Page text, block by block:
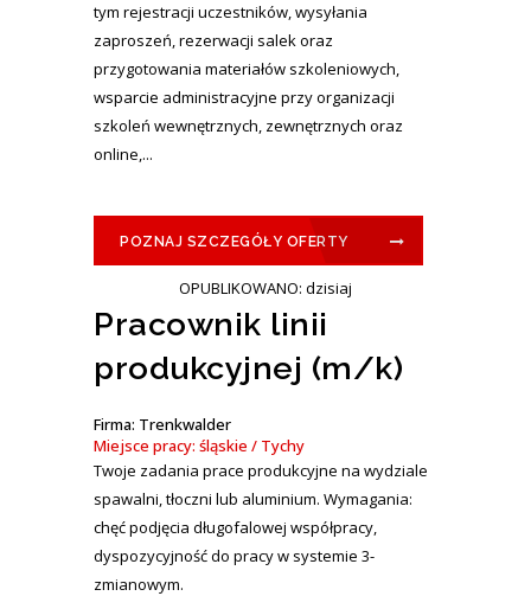
tym rejestracji uczestników, wysyłania
zaproszeń, rezerwacji salek oraz
przygotowania materiałów szkoleniowych,
wsparcie administracyjne przy organizacji
szkoleń wewnętrznych, zewnętrznych oraz
online,...
POZNAJ SZCZEGÓŁY OFERTY
OPUBLIKOWANO: dzisiaj
Pracownik linii
produkcyjnej (m/k)
Firma: Trenkwalder
Miejsce pracy: śląskie / Tychy
Twoje zadania prace produkcyjne na wydziale
spawalni, tłoczni lub aluminium. Wymagania:
chęć podjęcia długofalowej współpracy,
dyspozycyjność do pracy w systemie 3-
zmianowym.